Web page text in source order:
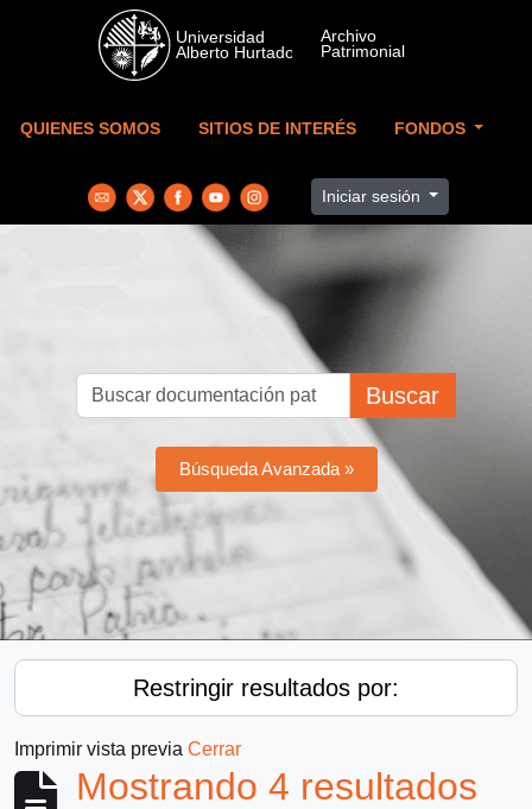
Skip to main content
QUIENES SOMOS SITIOS DE INTERÉS FONDOS
Iniciar sesión
Buscar
Búsqueda Avanzada »
Restringir resultados por:
Imprimir vista previa Cerrar
Mostrando 4 resultados